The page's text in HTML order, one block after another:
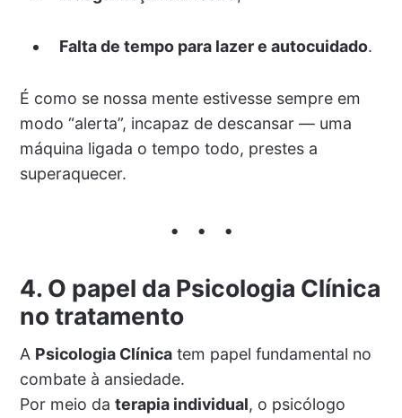
Falta de tempo para lazer e autocuidado.
É como se nossa mente estivesse sempre em
modo “alerta”, incapaz de descansar — uma
máquina ligada o tempo todo, prestes a
superaquecer.
4. O papel da Psicologia Clínica
no tratamento
A Psicologia Clínicatem papel fundamental no
combate à ansiedade.
Por meio da terapia individual, o psicólogo